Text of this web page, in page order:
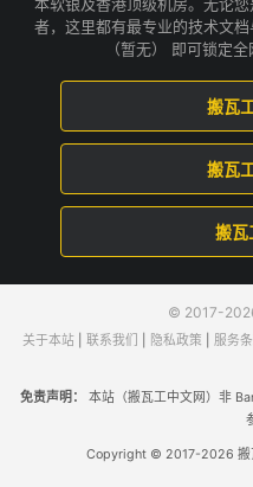
者，这里都有最专业的技术文
（暂无） 即可锁定
搬瓦
搬瓦
搬瓦
© 2017-
关于本站| 联系我们 隐私政策 服务
免责声明：
本站（搬瓦工中文网）非
Copyright © 2017-2026 搬